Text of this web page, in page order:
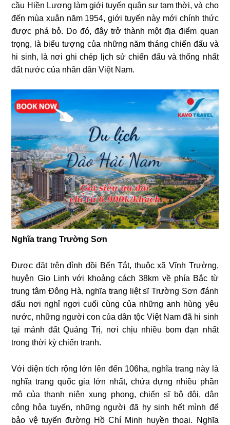
cầu Hiền Lương làm giới tuyến quân sự tạm thời, và cho
đến mùa xuân năm 1954, giới tuyến này mới chính thức
được phá bỏ. Do đó, đây trở thành một địa điểm quan
trọng, là biểu tượng của những năm tháng chiến đấu và
hi sinh, là nơi ghi chép lịch sử chiến đấu và thống nhất
đất nước của nhân dân Việt Nam.
Nghĩa trang Trường Sơn
Được đặt trên đỉnh đồi Bến Tắt, thuộc xã Vĩnh Trường,
huyện Gio Linh với khoảng cách 38km về phía Bắc từ
trung tâm Đông Hà, nghĩa trang liệt sĩ Trường Sơn đánh
dấu nơi nghỉ ngơi cuối cùng của những anh hùng yêu
nước, những người con của dân tộc Việt Nam đã hi sinh
tại mảnh đất Quảng Trị, nơi chịu nhiều bom đạn nhất
trong thời kỳ chiến tranh.
Với diện tích rộng lớn lên đến 106ha, nghĩa trang này là
nghĩa trang quốc gia lớn nhất, chứa đựng nhiều phần
mộ của thanh niên xung phong, chiến sĩ bộ đội, dân
công hỏa tuyến, những người đã hy sinh hết mình để
bảo vệ tuyến đường Hồ Chí Minh huyền thoại. Nghĩa